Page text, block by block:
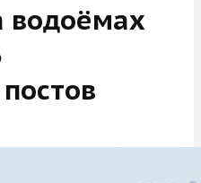
водоёмах